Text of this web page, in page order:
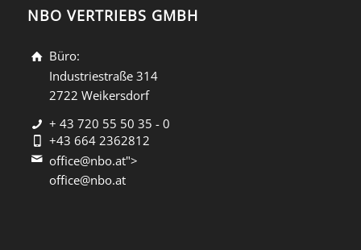
NBO VERTRIEBS GMBH
Büro:
Industriestraße 314
2722 Weikersdorf
+ 43 720 55 50 35 - 0
+43 664 2362812
office@nbo.at">
office@nbo.at